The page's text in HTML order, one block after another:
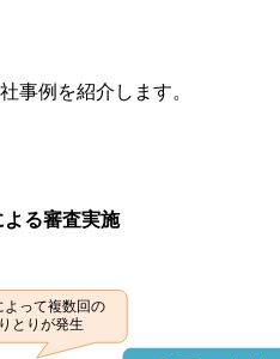
事例を紹介します。
る審査実施